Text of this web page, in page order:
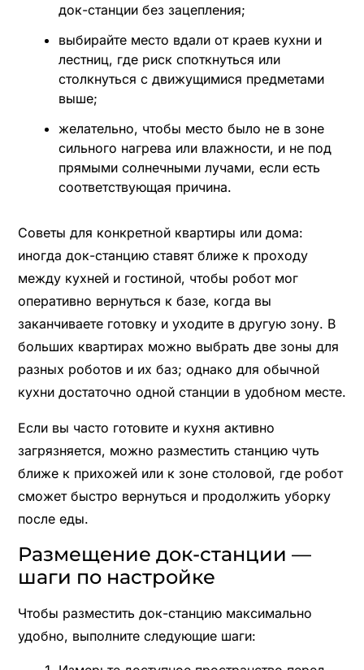
док-станции без зацепления;
выбирайте место вдали от краев кухни и
лестниц, где риск споткнуться или
столкнуться с движущимися предметами
выше;
желательно, чтобы место было не в зоне
сильного нагрева или влажности, и не под
прямыми солнечными лучами, если есть
соответствующая причина.
Советы для конкретной квартиры или дома:
иногда док-станцию ставят ближе к проходу
между кухней и гостиной, чтобы робот мог
оперативно вернуться к базе, когда вы
заканчиваете готовку и уходите в другую зону. В
больших квартирах можно выбрать две зоны для
разных роботов и их баз; однако для обычной
кухни достаточно одной станции в удобном месте.
Если вы часто готовите и кухня активно
загрязняется, можно разместить станцию чуть
ближе к прихожей или к зоне столовой, где робот
сможет быстро вернуться и продолжить уборку
после еды.
Размещение док-станции —
шаги по настройке
Чтобы разместить док-станцию максимально
удобно, выполните следующие шаги: